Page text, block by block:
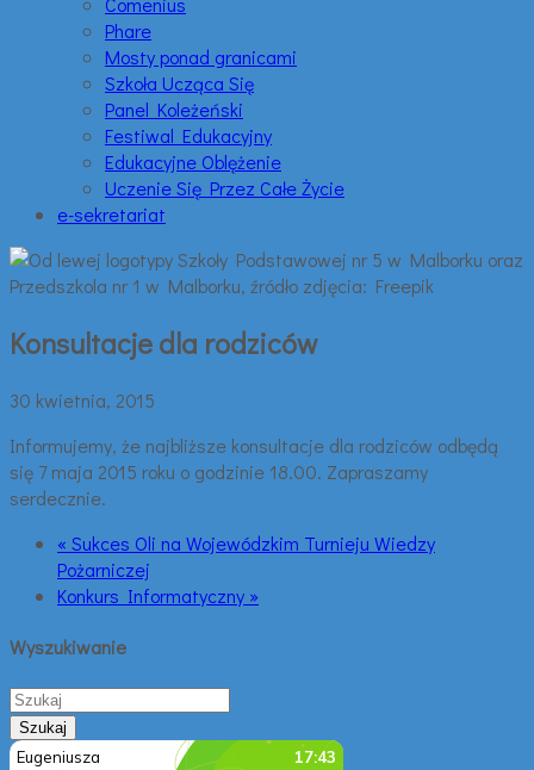
Phare
Mosty ponad granicami
Szkoła Ucząca Się
Panel Koleżeński
Festiwal Edukacyjny
Edukacyjne Oblężenie
Uczenie Się Przez Całe Życie
e-sekretariat
Konsultacje dla rodziców
30 kwietnia, 2015
Informujemy, że najbliższe konsultacje dla rodziców odbędą
się 7 maja 2015 roku o godzinie 18.00. Zapraszamy
serdecznie.
« Sukces Oli na Wojewódzkim Turnieju Wiedzy
Pożarniczej
Konkurs Informatyczny »
Wyszukiwanie